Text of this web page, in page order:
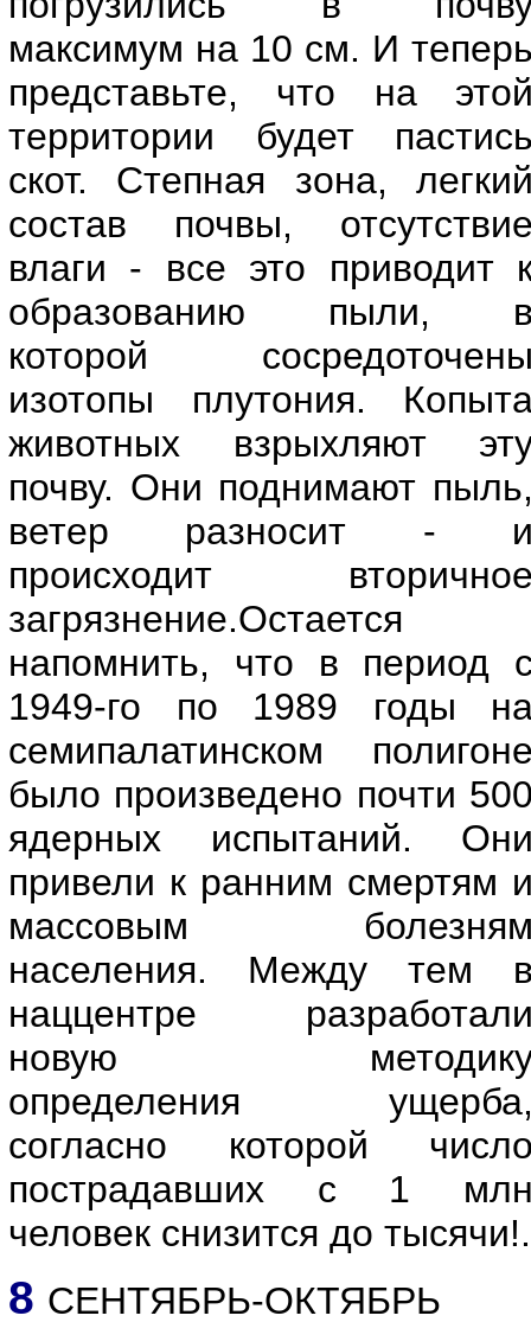
максимум на 10 см. И
представьте, что на
территории будет
скот. Степная зона,
состав почвы,
влаги - все это приводит
образованию пыли,
которой
изотопы плутония.
животных взрыхляют
почву. Они поднимают
ветер разносит -
происходит
загрязнение.Остается
напомнить, что в период
1949-го по 1989 годы
семипалатинском
было произведено почти
ядерных испытаний.
привели к ранним смертям
массовым
населения. Между тем
наццентре
новую
определения
согласно которой
пострадавших с 1
человек снизится до тысячи!.
8 СЕНТЯБРЬ-ОКТЯБРЬ